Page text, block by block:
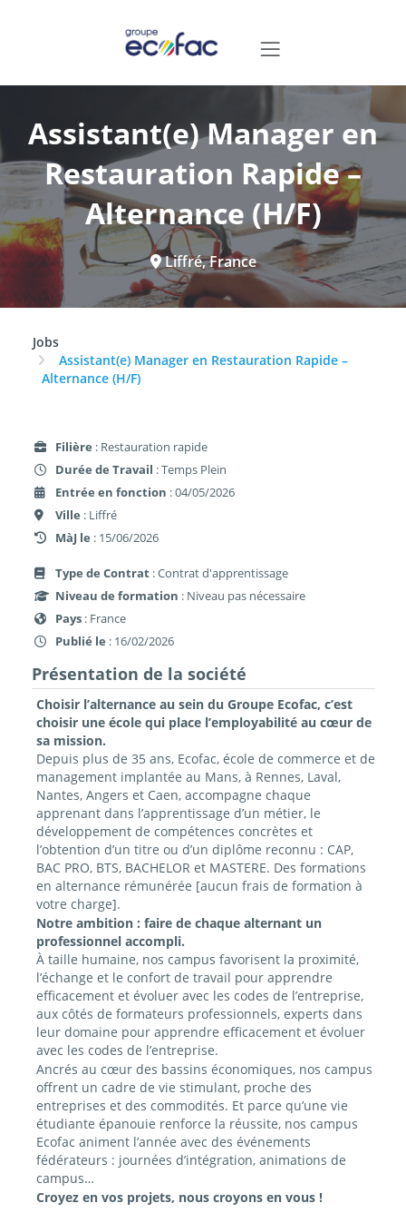
Assistant(e) Manager en
Restauration Rapide –
Alternance (H/F)
Liffré, France
Jobs
Assistant(e) Manager en Restauration Rapide –
Alternance (H/F)
Filière : Restauration rapide
Durée de Travail : Temps Plein
Entrée en fonction : 04/05/2026
Ville : Liffré
MàJ le : 15/06/2026
Type de Contrat : Contrat d'apprentissage
Niveau de formation : Niveau pas nécessaire
Pays : France
Publié le : 16/02/2026
Présentation de la société
Choisir l’alternance au sein du Groupe Ecofac, c’est
choisir une école qui place l’employabilité au cœur de
sa mission.
Depuis plus de 35 ans, Ecofac, école de commerce et de
management implantée au Mans, à Rennes, Laval,
Nantes, Angers et Caen, accompagne chaque
apprenant dans l’apprentissage d’un métier, le
développement de compétences concrètes et
l’obtention d’un titre ou d’un diplôme reconnu : CAP,
BAC PRO, BTS, BACHELOR et MASTERE. Des formations
en alternance rémunérée [aucun frais de formation à
votre charge].
Notre ambition : faire de chaque alternant un
professionnel accompli.
À taille humaine, nos campus favorisent la proximité,
l’échange et le confort de travail pour apprendre
efficacement et évoluer avec les codes de l’entreprise,
aux côtés de formateurs professionnels, experts dans
leur domaine pour apprendre efficacement et évoluer
avec les codes de l’entreprise.
Ancrés au cœur des bassins économiques, nos campus
offrent un cadre de vie stimulant, proche des
entreprises et des commodités. Et parce qu’une vie
étudiante épanouie renforce la réussite, nos campus
Ecofac animent l’année avec des événements
fédérateurs : journées d’intégration, animations de
campus…
Croyez en vos projets, nous croyons en vous !